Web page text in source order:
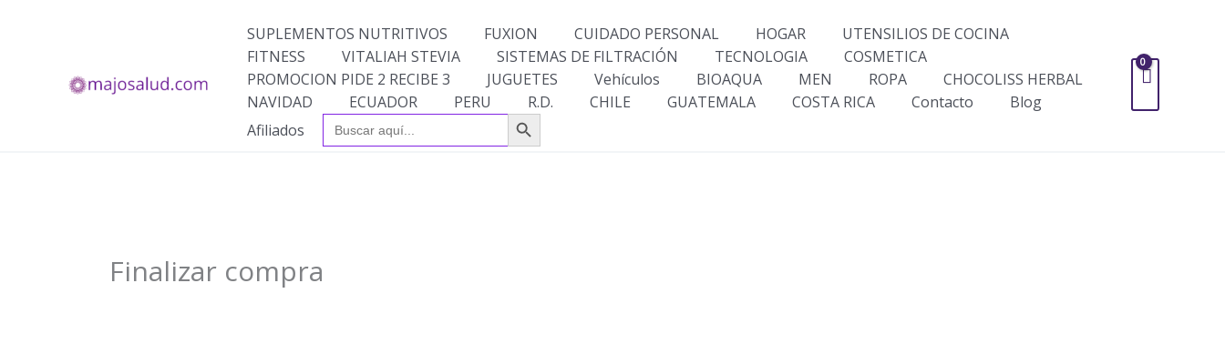
SUPLEMENTOS NUTRITIVOS FUXION CUIDADO PERSONAL HOGAR
UTENSILIOS DE COCINA
FITNESS
VITALIAH STEVIA SISTEMAS DE FILTRACIÓN TECNOLOGIA
COSMETICA
PROMOCION PIDE 2 RECIBE 3
JUGUETES Vehículos BIOAQUA MEN ROPA
CHOCOLISS HERBAL
NAVIDAD
ECUADOR PERU R.D. CHILE GUATEMALA COSTA RICA Contacto
Blog
Afiliados
Buscar: Botón de búsqueda
Finalizar compra